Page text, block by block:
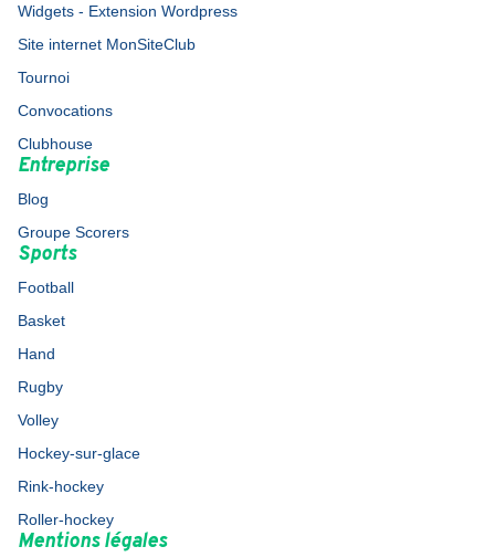
Widgets - Extension Wordpress
Site internet MonSiteClub
Tournoi
Convocations
Clubhouse
Entreprise
Blog
Groupe Scorers
Sports
Football
Basket
Hand
Rugby
Volley
Hockey-sur-glace
Rink-hockey
Roller-hockey
Mentions légales